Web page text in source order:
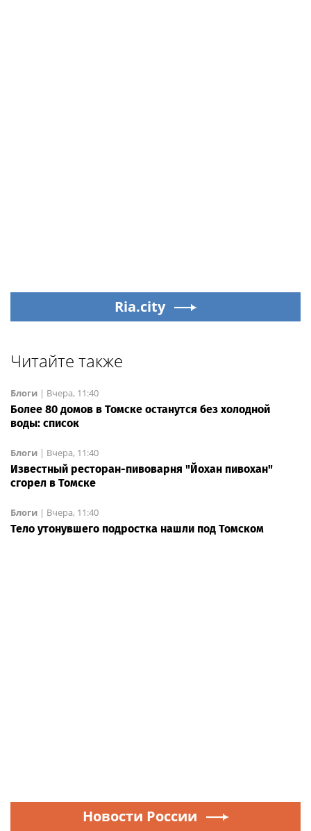
Ria.city
Читайте также
Блоги | Вчера, 11:40
Более 80 домов в Томске останутся без холодной
воды: список
Блоги | Вчера, 11:40
Известный ресторан-пивоварня "Йохан пивохан"
сгорел в Томске
Блоги | Вчера, 11:40
Тело утонувшего подростка нашли под Томском
Новости России